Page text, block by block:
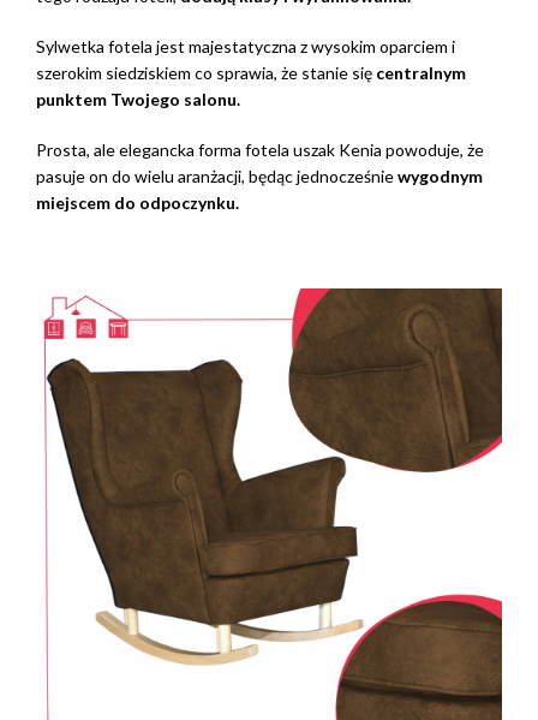
Sylwetka fotela jest majestatyczna z wysokim oparciem i
szerokim siedziskiem co sprawia, że stanie się centralnym
punktem Twojego salonu.
Prosta, ale elegancka forma fotela uszak Kenia powoduje, że
pasuje on do wielu aranżacji, będąc jednocześniewygodnym
miejscem do odpoczynku.